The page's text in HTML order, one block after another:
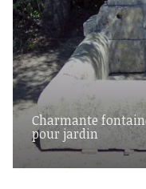
Charmante
pour jardin